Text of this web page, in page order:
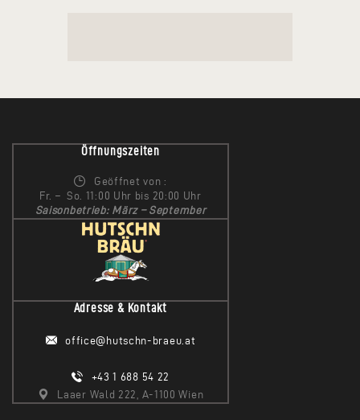
Öffnungszeiten
Geöffnet von :
Fr. – So. 11:00 Uhr bis 20:00 Uhr
Saisonbetrieb: März – September
Adresse & Kontakt
office@hutschn-braeu.at
+43 1 688 54 22
Laaer Wald 222, A-1100 Wien